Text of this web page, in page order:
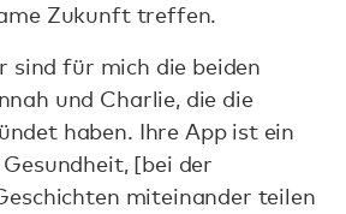
Zukunft treffen.
sind für mich die beiden
und Charlie, die die
haben. Ihre App ist ein
[bei der
miteinander teilen